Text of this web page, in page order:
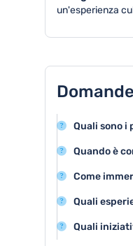
un'esperienza
Quali sono i
Urbino offre
medievale
Quando è
La
mild e
Come
Visitare i
permettono
Quali
Urbino offre
possibilità
Quali